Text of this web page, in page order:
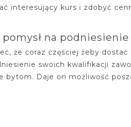
interesujący kurs i zdobyć
pomysł na
że coraz częściej żeby
swoich kwalifikacji
bytom. Daje on możliwość